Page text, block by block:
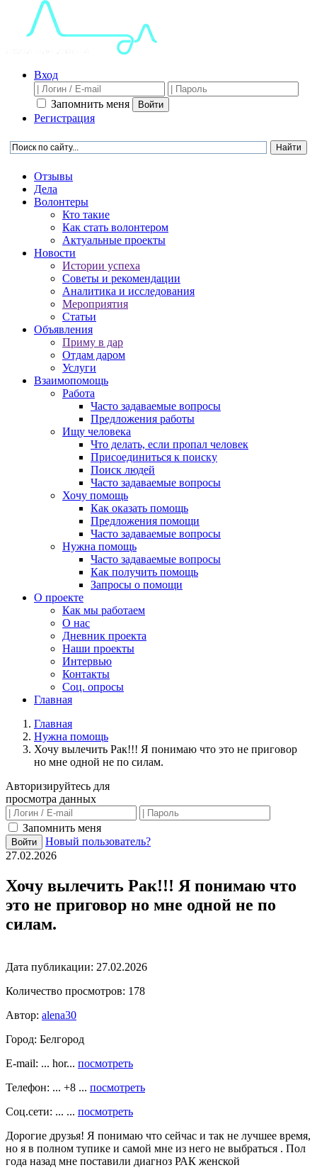
Вход
Запомнить меня Войти
Регистрация
Отзывы
Дела
Волонтеры
Кто такие
Как стать волонтером
Актуальные проекты
Новости
Истории успеха
Советы и рекомендации
Аналитика и исследования
Мероприятия
Статьи
Объявления
Приму в дар
Отдам даром
Услуги
Взаимопомощь
Работа
Часто задаваемые вопросы
Предложения работы
Ищу человека
Что делать, если пропал человек
Присоединиться к поиску
Поиск людей
Часто задаваемые вопросы
Хочу помощь
Как оказать помощь
Предложения помощи
Часто задаваемые вопросы
Нужна помощь
Часто задаваемые вопросы
Как получить помощь
Запросы о помощи
О проекте
Как мы работаем
О нас
Дневник проекта
Наши проекты
Интервью
Контакты
Соц. опросы
Главная
Главная
Нужна помощь
Хочу вылечить Рак!!! Я понимаю что это не приговор
но мне одной не по силам.
Авторизируйтесь для
просмотра данных
Запомнить меня
Войти
Новый пользователь?
27.02.2026
Хочу вылечить Рак!!! Я понимаю что
это не приговор но мне одной не по
силам.
Дата публикации: 27.02.2026
Количество просмотров: 178
Автор: alena30
Город: Белгород
E-mail: ... hor... посмотреть
Телефон: ... +8 ... посмотреть
Соц.сети: ... ... посмотреть
Дорогие друзья! Я понимаю что сейчас и так не лучшее время,
но я в полном тупике и самой мне из него не выбраться . Пол
года назад мне поставили диагноз РАК женской